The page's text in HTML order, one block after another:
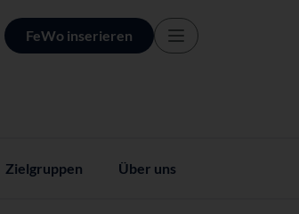
FeWo inserieren
Zielgruppen Über uns